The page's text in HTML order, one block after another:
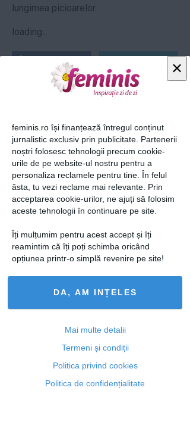
×
feminis.ro își finanțează întregul conținut
jurnalistic exclusiv prin publicitate. Partenerii
noștri folosesc tehnologii precum cookie-
urile de pe website-ul nostru pentru a
personaliza reclamele pentru tine. În felul
ăsta, tu vezi reclame mai relevante. Prin
acceptarea cookie-urilor, ne ajuți să folosim
aceste tehnologii în continuare pe site.
Îți mulțumim pentru acest accept și îți
reamintim că îți poți schimba oricând
opțiunea printr-o simplă revenire pe site!
DA, AM INȚELES
Mai multe detalii
Termeni și condiții
Politica privind cookies
Politica de confidențialitate
lungimea picioarelor.
loading...
Articolul următor
Ti-a placut acest articol? Urmareste-ne
si peFACEBOOK
Articole similare
poți călca FĂRĂ fier
Pălării, bentiţe şi
eşarfe: 20 de
coafura ta